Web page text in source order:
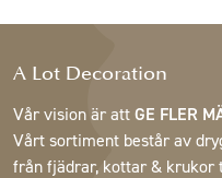
A Lot Decoration
Vår vision är att GE FLER
Vårt sortiment består av
från fjädrar, kottar & krukor